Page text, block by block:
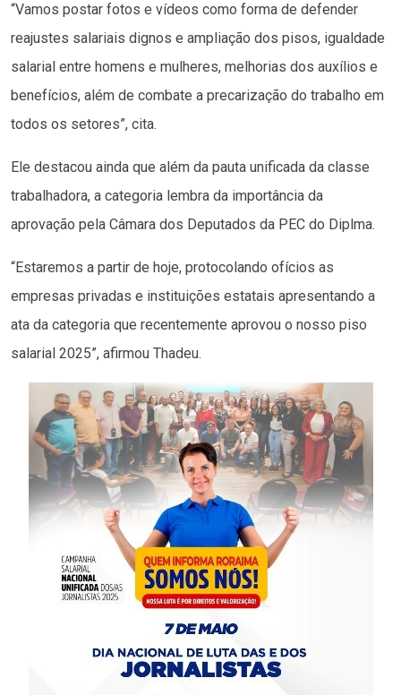
“Vamos postar fotos e vídeos como forma de defender
reajustes salariais dignos e ampliação dos pisos, igualdade
salarial entre homens e mulheres, melhorias dos auxílios e
benefícios, além de combate a precarização do trabalho em
todos os setores”, cita.
Ele destacou ainda que além da pauta unificada da classe
trabalhadora, a categoria lembra da importância da
aprovação pela Câmara dos Deputados da PEC do Diplma.
“Estaremos a partir de hoje, protocolando ofícios as
empresas privadas e instituições estatais apresentando a
ata da categoria que recentemente aprovou o nosso piso
salarial 2025”, afirmou Thadeu.